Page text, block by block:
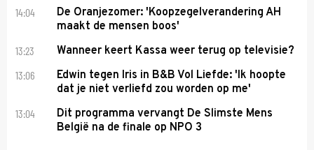
14:04
De Oranjezomer: 'Koopzegelverandering AH
maakt de mensen boos'
13:23 Wanneer keert Kassa weer terug op televisie?
13:06
Edwin tegen Iris in B&B Vol Liefde: 'Ik hoopte
dat je niet verliefd zou worden op me'
13:04
Dit programma vervangt De Slimste Mens
België na de finale op NPO 3